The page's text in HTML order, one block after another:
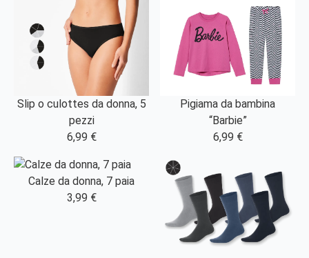
Slip o culottes da donna, 5
pezzi
6,99 €
Pigiama da bambina
“Barbie”
6,99 €
Calze da donna, 7 paia
3,99 €